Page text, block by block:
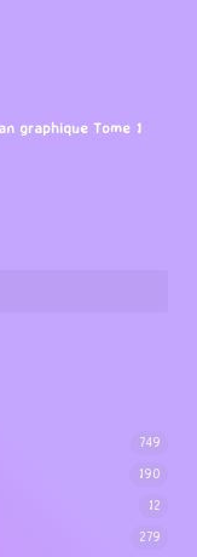
graphique Tome 1
749
190
12
279